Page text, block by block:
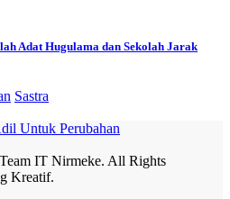
Adat Hugulama dan Sekolah Jarak
Sastra
IT Nirmeke. All Rights
Kreatif.